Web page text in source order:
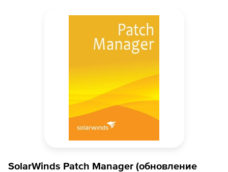
SolarWinds Patch Manager (обновление